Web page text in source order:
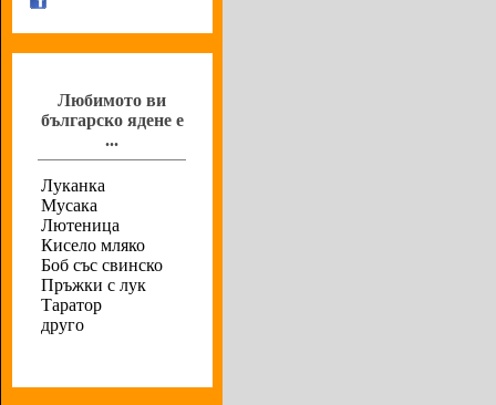
Любимото ви
българско ядене е
...
Луканка
Мусака
Лютеница
Кисело мляко
Боб със свинско
Пръжки с лук
Таратор
друго